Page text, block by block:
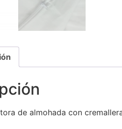
de almohada con